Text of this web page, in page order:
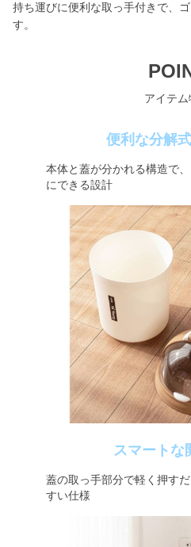
持ち運びに便利な取っ手付きで、
す。
アイテ
便利な分解
本体と蓋が分かれる構造で
にできる設計
スマートな
蓋の取っ手部分で軽く押す
すい仕様